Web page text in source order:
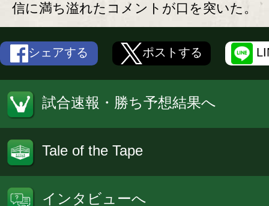
信に満ち溢れたコメントが口を突いた。
シェアする ポストする
試合速報・勝ち予想結果へ
Tale of the Tape
インタビューへ